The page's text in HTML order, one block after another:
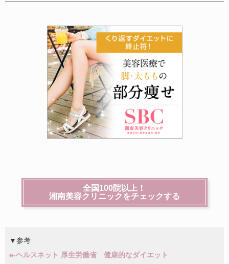
全国100院以上！
湘南美容クリニックをチェックする
▼参考
e-ヘルスネット 厚生労働省 健康的なダイエット